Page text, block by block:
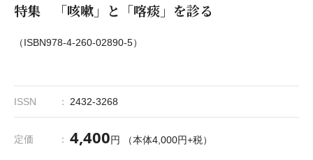
特集 「咳嗽」と「喀痰」を診る
（ISBN978-4-260-02890-5）
ISSN 2432-3268
定価 4,400円 （本体4,000円+税）